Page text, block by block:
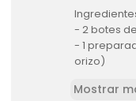
- 2 botes
- 1
orizo)
- 2 dientes
Mostrar